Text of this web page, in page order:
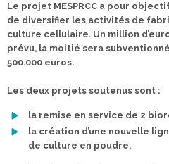
Le projet MESPRCC a pour
de diversifier les activités de
culture cellulaire. Un million
prévu, la moitié sera
500.000 euros.
Les deux projets soutenus sont :
la remise en service de 2
la création d’une nouvelle
de culture en poudre.